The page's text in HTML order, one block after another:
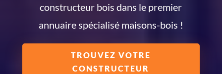
constructeur bois dans le premier
annuaire spécialisé maisons-bois !
TROUVEZ VOTRE
CONSTRUCTEUR